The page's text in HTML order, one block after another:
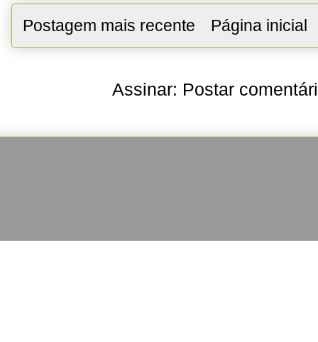
Postagem mais recente Página inicial
Assinar: Postar